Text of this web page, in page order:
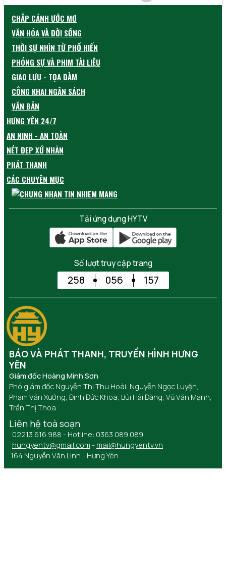
CHẮP CÁNH ƯỚC MƠ
VĂN HÓA VÀ ĐỜI SỐNG
THỜI SỰ NHÌN TỪ PHỐ HIẾN
PHÓNG SỰ VÀ PHIM TÀI LIỆU
GIAO LƯU - TỌA ĐÀM
CÔNG KHAI NGÂN SÁCH
VĂN BẢN
HƯNG YÊN 24/7
AN NINH - AN TOÀN
NÉT ĐẸP XỨ NHÃN
PHÁT THANH
CÁC CHUYÊN MỤC
Tải ứng dụng HYTV
Số lượt truy cập trang
258 056 157
BÁO VÀ PHÁT THANH, TRUYỀN HÌNH HƯNG
YÊN
Giám đốc Hoàng Minh Sơn
Phó giám đốc Nguyễn Thị Thu Hoài, Nguyễn Ngọc Luyện,
Phạm Văn Xướng, Đinh Đức Khoa, Bùi Hải Đăng, Vũ Văn Mạnh,
Trần Thị Thoa
Liên hệ toà soạn
02213 616 988 - Hotline: 0363 089 089
hungyentv@gmail.com - mail@hungyentv.vn
164 Nguyễn Văn Linh - Hưng Yên